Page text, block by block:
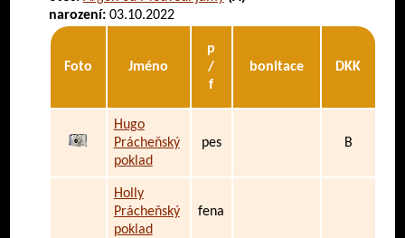
narození: 03.10.2022
Foto Jméno
p
/
f
bonitace DKK
Hugo
Prácheňský
poklad
pes B
Holly
Prácheňský
poklad
fena